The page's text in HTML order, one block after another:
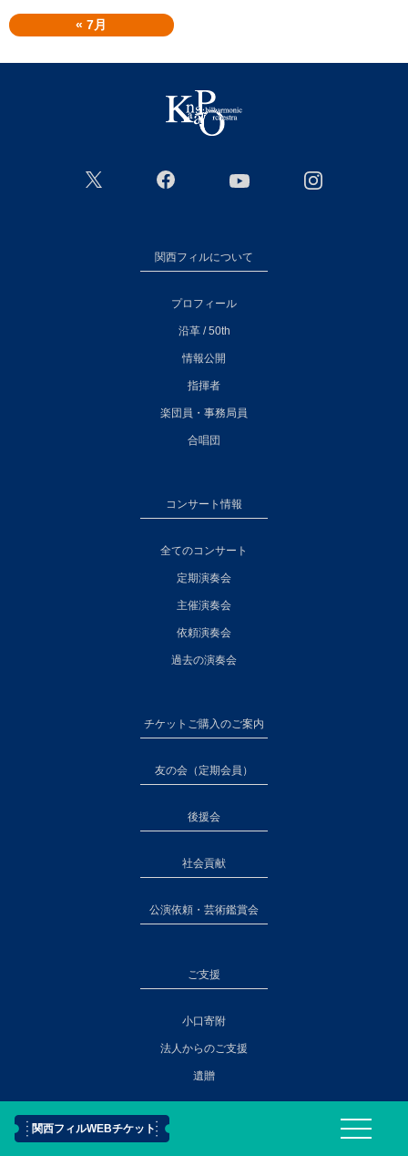
« 7月
関西フィルについて
プロフィール
沿革 / 50th
情報公開
指揮者
楽団員・事務局員
合唱団
コンサート情報
全てのコンサート
定期演奏会
主催演奏会
依頼演奏会
過去の演奏会
チケットご購入のご案内
友の会（定期会員）
後援会
社会貢献
公演依頼・芸術鑑賞会
ご支援
小口寄附
法人からのご支援
遺贈
ニュース＆トピックス
関西フィルWEBチケット